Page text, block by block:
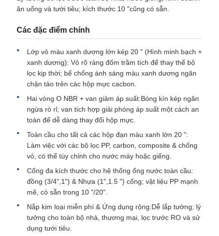
Nhà lọc nước
Máy lọc nước
Màng RO dân dụng
Máy khử trùng nước tia cực tím
Khớp nối bộ lọc nước
Màng RO công nghiệp
Vỏ màng RO
ăn uống và tưới tiêu; kích thước 10 "cũng có sẵn.
Các đặc điểm chính
Lớp vỏ màu xanh dương lớn kép 20 " (Hình minh bạch +
xanh dương): Vỏ rõ ràng đốm trầm tích để thay thế bộ
lọc kịp thời; bể chống ánh sáng màu xanh dương ngăn
chặn tảo trên các hộp mực cacbon.
Hai vòng O NBR + van giảm áp suất:Bóng kín kép ngăn
ngừa rò rỉ; van tích hợp giải phóng áp suất một cách an
toàn để dễ dàng thay đổi hộp mực.
Toàn cầu cho tất cả các hộp đạn màu xanh lớn 20 ":
Làm việc với các bộ lọc PP, carbon, composite & chống
vỏ, có thể tùy chỉnh cho nước máy hoặc giếng.
Cổng đa kích thước cho hệ thống ống nước toàn cầu:
đồng (3/4",1") & Nhựa (1",1.5 ") cổng; vật liệu PP mạnh
mẽ, có sẵn trong 10 "/20".
Nắp kim loại miễn phí & Ứng dụng rộng:Dễ lắp tường; lý
tưởng cho toàn bộ nhà, thương mại, lọc trước RO và sử
dụng tưới tiêu.